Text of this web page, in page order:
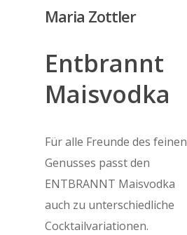
Maria Zottler
Entbrannt
Maisvodka
Für alle Freunde des feinen
Genusses passt den
ENTBRANNT Maisvodka
auch zu unterschiedliche
Cocktailvariationen.